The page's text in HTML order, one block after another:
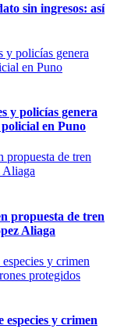
sin ingresos: así
y policías genera
en Puno
propuesta de tren
Aliaga
y crimen